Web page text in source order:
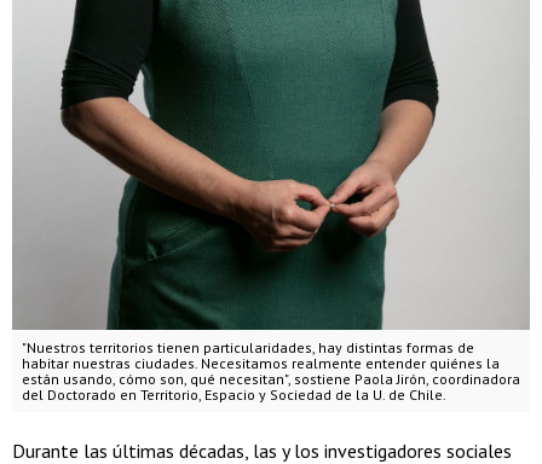
"Nuestros territorios tienen particularidades, hay distintas formas de
habitar nuestras ciudades. Necesitamos realmente entender quiénes la
están usando, cómo son, qué necesitan", sostiene Paola Jirón, coordinadora
del Doctorado en Territorio, Espacio y Sociedad de la U. de Chile.
Durante las últimas décadas, las y los investigadores sociales